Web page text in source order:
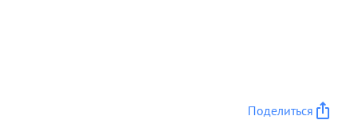
Поделиться